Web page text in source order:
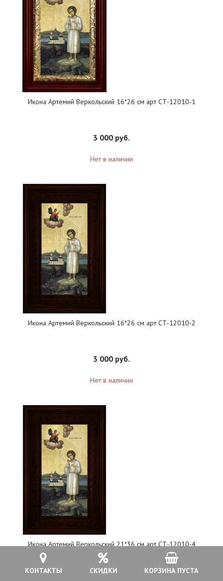
КОНТАКТЫ СКИДКИ КОРЗИНА ПУСТА
Икона Артемий Веркольский 16*26 см арт СТ-12010-1
3 000 руб.
Нет в наличии
Икона Артемий Веркольский 16*26 см арт СТ-12010-2
3 000 руб.
Нет в наличии
Икона Артемий Веркольский 21*36 см арт СТ-12010-4